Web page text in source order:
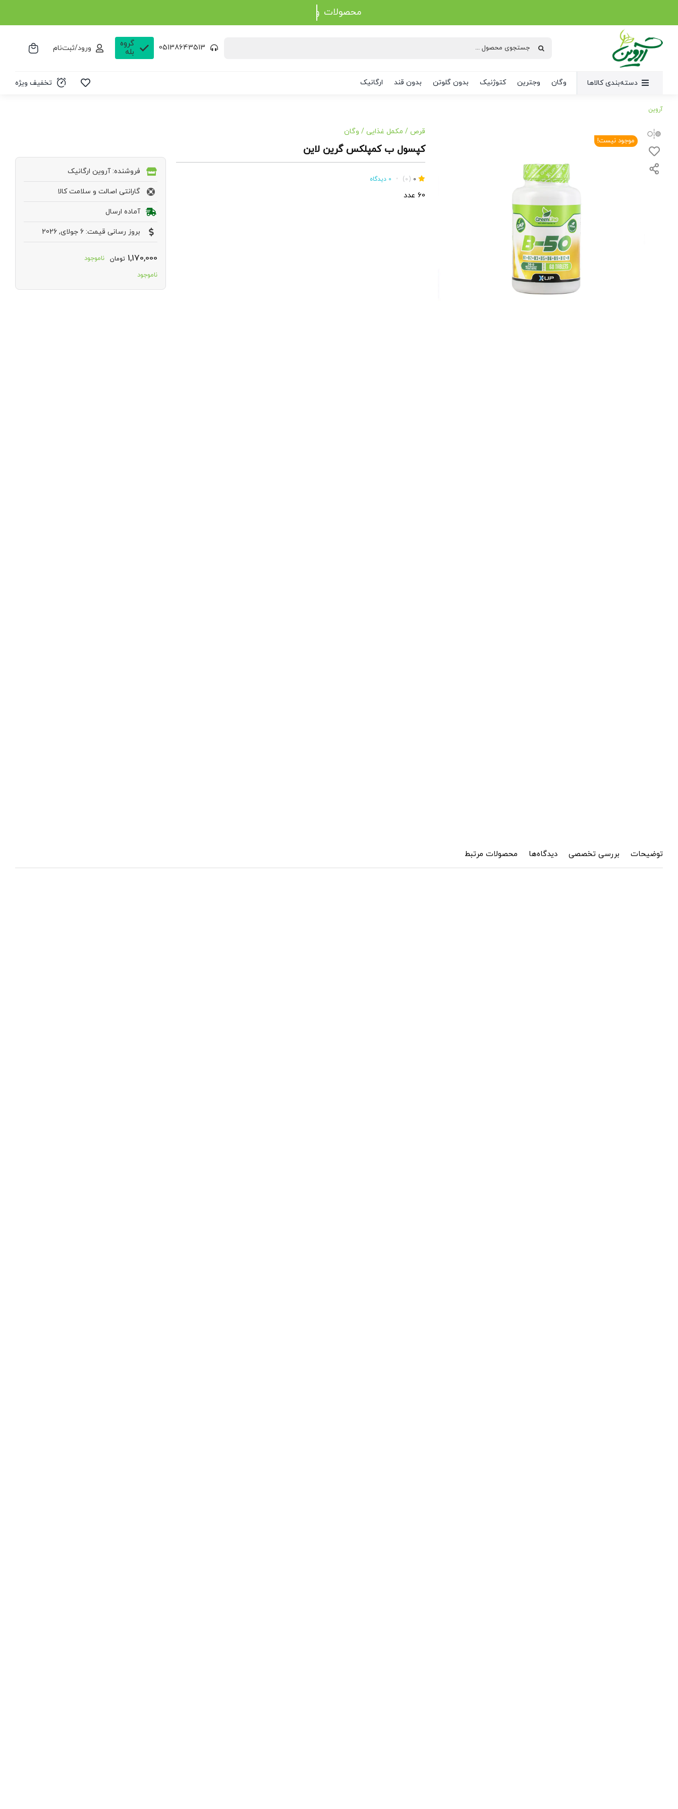
محصولات
جستجو
05138643513
گروه
بله
ورود/ثبت‌نام
دسته‌بندی کالاها وگان وجترین کتوژنیک بدون گلوتن بدون قند ارگانیک تخفیف ویژه
آروین
موجود نیست!
قرص / مکمل غذایی / وگان
کپسول ب کمپلکس گرین لاین
0
(0)
• 0 دیدگاه
60 عدد
فروشنده: آروین ارگانیک
گارانتی اصالت و سلامت کالا
آماده ارسال
بروز رسانی قیمت: 6 جولای, 2026
1,170,000 تومان
ناموجود
ناموجود
توضیحات بررسی تخصصی دیدگاه‌ها محصولات مرتبط